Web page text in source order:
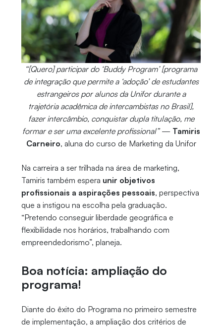
“[Quero] participar do ‘Buddy Program’ [programa
de integração que permite a ‘adoção’ de estudantes
estrangeiros por alunos da Unifor durante a
trajetória acadêmica de intercambistas no Brasil],
fazer intercâmbio, conquistar dupla titulação, me
formar e ser uma excelente profissional”— Tamiris
Carneiro, aluna do curso de Marketing da Unifor
Na carreira a ser trilhada na área de marketing,
Tamiris também espera unir objetivos
profissionais a aspirações pessoais, perspectiva
que a instigou na escolha pela graduação.
“Pretendo conseguir liberdade geográfica e
flexibilidade nos horários, trabalhando com
empreendedorismo”, planeja.
Boa notícia: ampliação do
programa!
Diante do êxito do Programa no primeiro semestre
de implementação, a ampliação dos critérios de